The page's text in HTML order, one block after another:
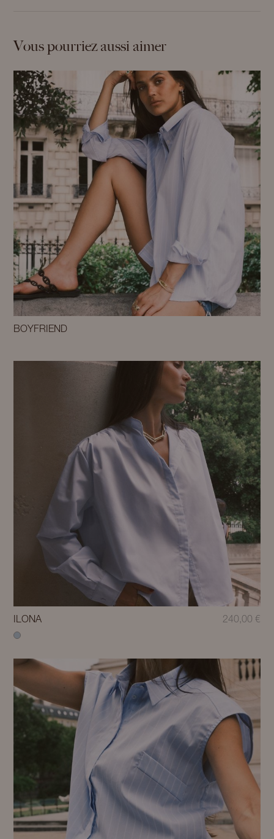
Vous pourriez aussi aimer
BOYFRIEND
ILONA 240,00 €